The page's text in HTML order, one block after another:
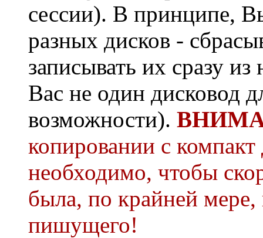
сессии). В принципе,
разных дисков -
записывать их сразу
Вас не один дисковод
возможности).
копировании с
необходимо, чтобы
была, по крайней
пишущего!